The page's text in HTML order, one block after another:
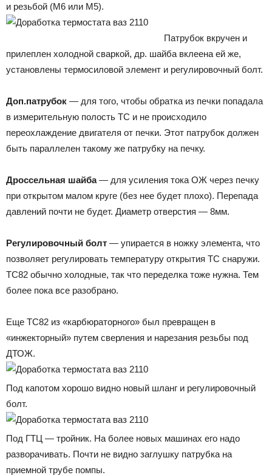
и резьбой (М6 или М5).
Патрубок вкручен и
прилеплен холодной сваркой, др. шайба вклеена ей же,
установлены термосиловой элемент и регулировочный болт.
Доп.патрубок — для того, чтобы обратка из печки попадала
в измерительную полость ТС и не происходило
переохлаждение двигателя от печки. Этот патрубок должен
быть параллелен такому же патрубку на печку.
Дроссельная шайба— для усиления тока ОЖ через печку
при открытом малом круге (без нее будет плохо). Перепада
давлений почти не будет. Диаметр отверстия — 8мм.
Регулировочный болт — упирается в ножку элемента, что
позволяет регулировать температуру открытия ТС снаружи.
ТС82 обычно холодные, так что переделка тоже нужна. Тем
более пока все разобрано.
Еще ТС82 из «карбюраторного» был превращен в
«инжекторный» путем сверления и нарезания резьбы под
ДТОЖ.
Под капотом хорошо видно новый шланг и регулировочный
болт.
Под ГТЦ — тройник. На более новых машинах его надо
разворачивать. Почти не видно заглушку патрубка на
приемной трубе помпы.